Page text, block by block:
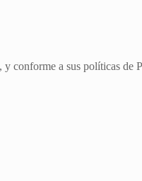
conforme a sus políticas de